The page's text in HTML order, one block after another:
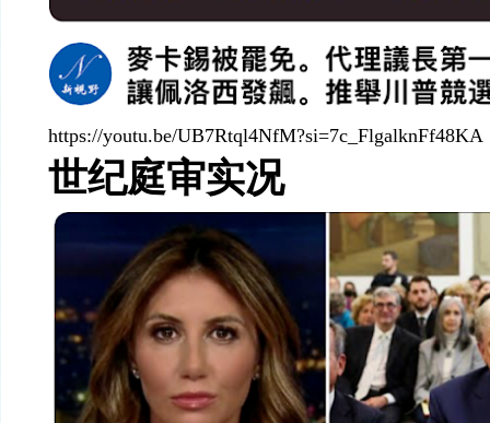
https://youtu.be/UB7Rtql4NfM?si=7c_FlgalknFf48KA
世纪庭审实况